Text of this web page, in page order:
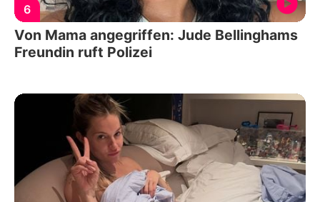
6
Von Mama angegriffen: Jude Bellinghams
Freundin ruft Polizei